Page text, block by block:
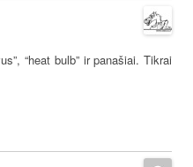
“heat bulb” ir panašiai. Tikrai